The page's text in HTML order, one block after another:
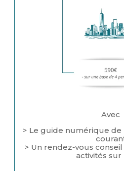
Avec
> Le guide numérique de
> Un rendez-vous
activités sur